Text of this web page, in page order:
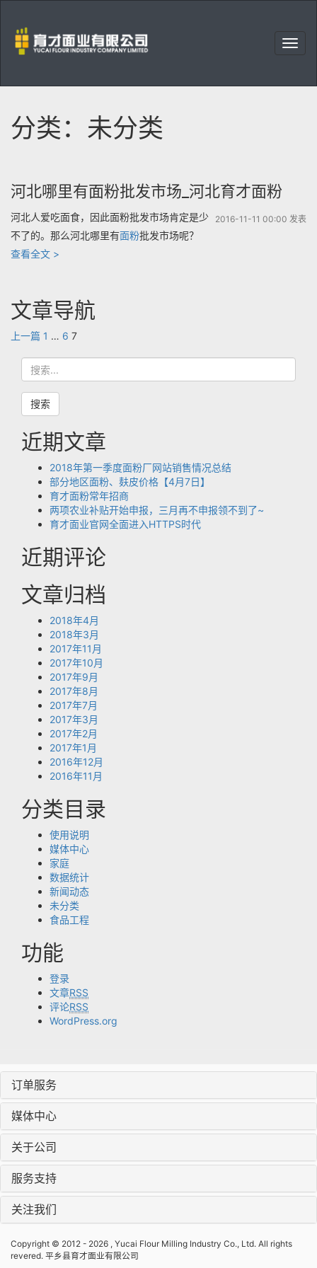
右
上
菜
有
限
分类：未分类
河北哪里有面粉批发市场_河北育才面粉
2016-11-11 00:00 发表
河北人爱吃面食，因此面粉批发市场肯定是少
不了的。那么河北哪里有面粉批发市场呢？
查看全文 >
里
批
场
_
河
北
育
才
面
粉”
文章导航
上一篇 Page
1 … Page
6 Page
7
搜
索
搜索
近期文章
2018年第一季度面粉厂网站销售情况总结
部分地区面粉、麸皮价格【4月7日】
育才面粉常年招商
两项农业补贴开始申报，三月再不申报领不到了~
育才面业官网全面进入HTTPS时代
近期评论
文章归档
2018年4月
2018年3月
2017年11月
2017年10月
2017年9月
2017年8月
2017年7月
2017年3月
2017年2月
2017年1月
2016年12月
2016年11月
分类目录
使用说明
媒体中心
家庭
数据统计
新闻动态
未分类
食品工程
功能
登录
文章RSS
评论RSS
WordPress.org
订单服务
媒体中心
关于公司
服务支持
关注我们
Copyright © 2012 - 2026 , Yucai Flour Milling Industry Co., Ltd. All rights
revered. 平乡县育才面业有限公司